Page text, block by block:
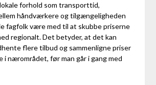
forhold som transporttid,
håndværkere og tilgængeligheden
fagfolk være med til at skubbe priserne
regionalt. Det betyder, at det kan
flere tilbud og sammenligne priser
i nærområdet, før man går i gang med